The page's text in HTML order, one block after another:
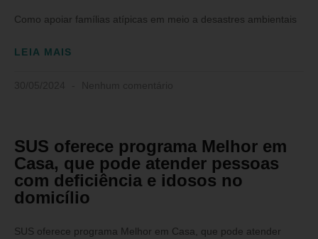
Como apoiar famílias atípicas em meio a desastres ambientais
LEIA MAIS
SUS oferece programa Melhor em
Casa, que pode atender pessoas
com deficiência e idosos no
domicílio
SUS oferece programa Melhor em Casa, que pode atender